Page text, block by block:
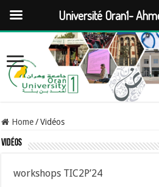
Home / Vidéos
Vidéos
workshops TIC2P’24
Université Oran1-